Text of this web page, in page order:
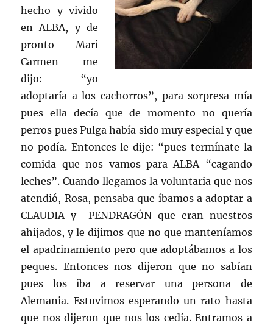
hecho y vivido
en ALBA, y de
pronto Mari
Carmen me
dijo: “yo
adoptaría a los cachorros”, para sorpresa mía
pues ella decía que de momento no quería
perros pues Pulga había sido muy especial y que
no podía. Entonces le dije: “pues termínate la
comida que nos vamos para ALBA “cagando
leches”. Cuando llegamos la voluntaria que nos
atendió, Rosa, pensaba que íbamos a adoptar a
CLAUDIA y PENDRAGÓN que eran nuestros
ahijados, y le dijimos que no que manteníamos
el apadrinamiento pero que adoptábamos a los
peques. Entonces nos dijeron que no sabían
pues los iba a reservar una persona de
Alemania. Estuvimos esperando un rato hasta
que nos dijeron que nos los cedía. Entramos a